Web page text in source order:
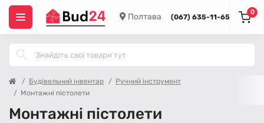
Полтава (067) 635-11-65
0
Будівельний інвентар
Ручний інструмент
Монтажні пістолети
Монтажні пістолети